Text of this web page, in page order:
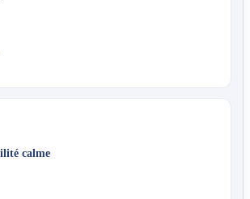
calme